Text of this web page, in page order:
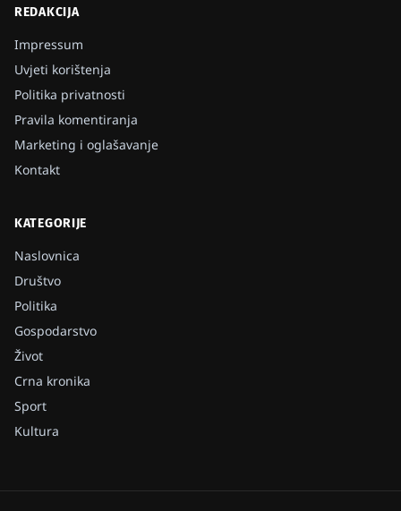
REDAKCIJA
Impressum
Uvjeti korištenja
Politika privatnosti
Pravila komentiranja
Marketing i oglašavanje
Kontakt
KATEGORIJE
Naslovnica
Društvo
Politika
Gospodarstvo
Život
Crna kronika
Sport
Kultura